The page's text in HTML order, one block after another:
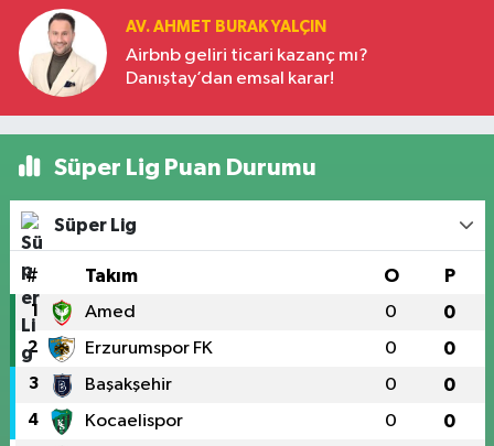
AV. AHMET BURAK YALÇIN
Airbnb geliri ticari kazanç mı?
Danıştay’dan emsal karar!
Süper Lig Puan Durumu
Süper Lig
# Takım O P
1 Amed 0 0
2 Erzurumspor FK 0 0
3 Başakşehir 0 0
4 Kocaelispor 0 0